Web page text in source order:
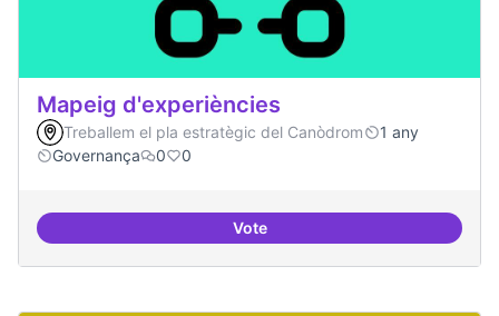
Mapeig d'experiències
Treballem el pla estratègic del Canòdrom
1 any
Governança
0 0
VoteMapeig d'experiències